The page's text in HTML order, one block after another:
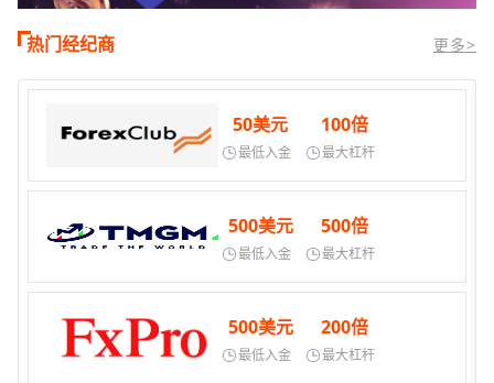
热门经纪商 更多>
50美元
最低入金
100倍
最大杠杆
500美元
最低入金
500倍
最大杠杆
500美元
最低入金
200倍
最大杠杆